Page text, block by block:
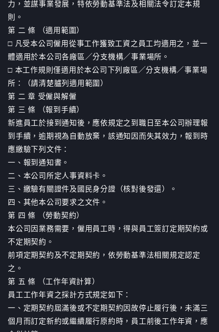
力，並謀事業發展，特依勞動基準法及相關法令訂定本規
則。
第 二 條 （適用範圍）
□ 凡受本公司僱用從事工作獲致工資之員工均適用之，並一
體適用於本公司各廠區／分支機構／事業場所。
□ 本工作規則僅適用於本公司下列廠區／分支機構／事業場
所：（請清楚臚列適用範圍）
第 二 章 受僱與解僱
第 三 條 （報到手續）
新進員工於接到通知後，應依規定之到職日至本公司辦理報
到手續，逾期視為自動放棄，該通知因而失其效力，報到時
應繳驗下列文件：
一、報到通知書。
二、本公司所定人事資料卡。
三、繳驗有關證件及國民身分證（核對後發還）。
四、其他本公司要求之文件。
第 四 條 （勞動契約）
本公司因業務需要，僱用員工時，得與員工簽訂定期契約或
不定期契約。
前項定期契約及不定期契約，依勞動基準法相關規定認定
之。
第 五 條 （工作年資計算）
員工工作年資之採計方式規定如下：
一、定期契約屆滿後或不定期契約因故停止履行後，未滿三
個月而訂定新約或繼續履行原約時，員工前後工作年資，應